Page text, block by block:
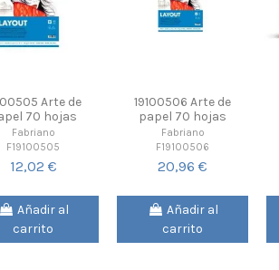
Arte de
70 hojas
Fabriano
F19100505
12,02 €
Añadir al
carrito
19100506 Arte de
papel 70 hojas
Fabriano
F19100506
20,96 €
Añadir al
carrito